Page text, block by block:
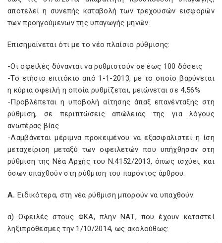
αποτελεί η συνεπής καταβολή των τρεχουσών εισφορών
των προηγούμενων της υπαγωγής μηνών.
Επισημαίνεται ότι με το νέο πλαίσιο ρύθμισης:
-Οι οφειλές δύνανται να ρυθμιστούν σε έως 100 δόσεις
-Το ετήσιο επιτόκιο από 1-1-2013, με το οποίο βαρύνεται
η κύρια οφειλή η οποία ρυθμίζεται, μειώνεται σε 4,56%
-Προβλέπεται η υποβολή αίτησης άπαξ επανένταξης στη
ρύθμιση, σε περιπτώσεις απώλειάς της για λόγους
ανωτέρας βίας
-Λαμβάνεται μέριμνα προκειμένου να εξασφαλιστεί η ίση
μεταχείριση μεταξύ των οφειλετών που υπήχθησαν στη
ρύθμιση της Νέα Αρχής του Ν.4152/2013, όπως ισχύει, και
όσων υπαχθούν στη ρύθμιση του παρόντος άρθρου.
Α. Ειδικότερα, στη νέα ρύθμιση μπορούν να υπαχθούν:
α) Οφειλές στους ΦΚΑ, πλην ΝΑΤ, που έχουν καταστεί
ληξιπρόθεσμες την 1/10/2014, ως ακολούθως: